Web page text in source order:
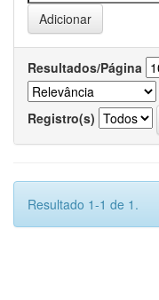
Resultados/Página
Registro(s)
Resultado 1-1 de 1.